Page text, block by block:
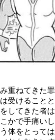
重ねてきた罪
受けることと
してきた者は
かで手痛いし
体をとっては